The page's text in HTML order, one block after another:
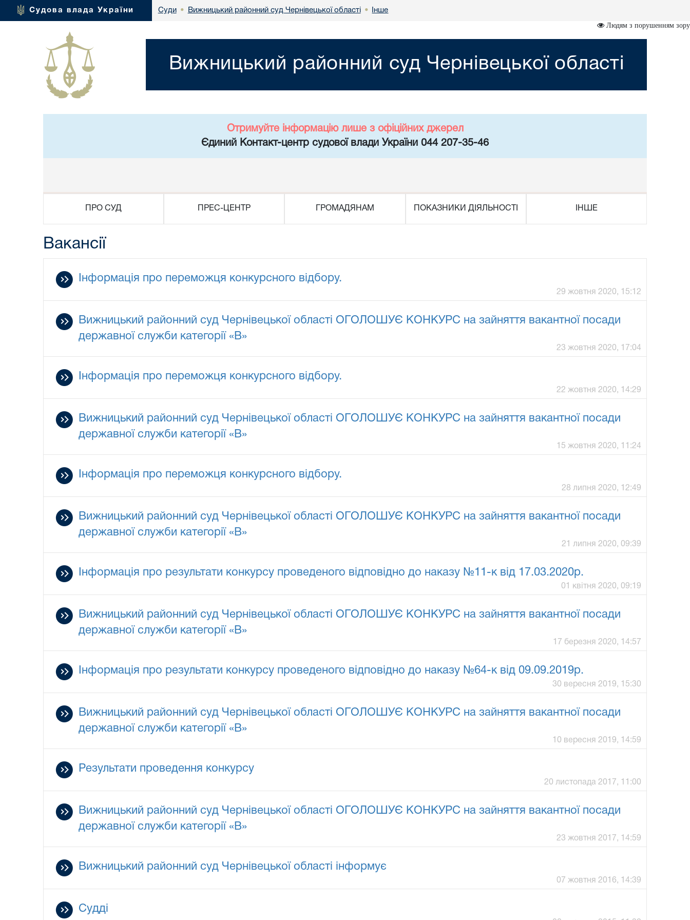
Судова влада України Суди • Вижницький районний суд Чернівецької області • Інше
Людям з порушенням зору
Вижницький районний суд Чернівецької області
Отримуйте інформацію лише з офіційних джерел
Єдиний Контакт-центр судової влади України 044 207-35-46
ПРО СУД ПРЕС-ЦЕНТР ГРОМАДЯНАМ ПОКАЗНИКИ ДІЯЛЬНОСТІ ІНШЕ
Вакансії
Інформація про переможця конкурсного відбору.
29 жовтня 2020, 15:12
Вижницький районний суд Чернівецької області ОГОЛОШУЄ КОНКУРС на зайняття вакантної посади
державної служби категорії «В»
23 жовтня 2020, 17:04
Інформація про переможця конкурсного відбору.
22 жовтня 2020, 14:29
Вижницький районний суд Чернівецької області ОГОЛОШУЄ КОНКУРС на зайняття вакантної посади
державної служби категорії «В»
15 жовтня 2020, 11:24
Інформація про переможця конкурсного відбору.
28 липня 2020, 12:49
Вижницький районний суд Чернівецької області ОГОЛОШУЄ КОНКУРС на зайняття вакантної посади
державної служби категорії «В»
21 липня 2020, 09:39
Інформація про результати конкурсу проведеного відповідно до наказу №11-к від 17.03.2020р.
01 квітня 2020, 09:19
Вижницький районний суд Чернівецької області ОГОЛОШУЄ КОНКУРС на зайняття вакантної посади
державної служби категорії «В»
17 березня 2020, 14:57
Інформація про результати конкурсу проведеного відповідно до наказу №64-к від 09.09.2019р.
30 вересня 2019, 15:30
Вижницький районний суд Чернівецької області ОГОЛОШУЄ КОНКУРС на зайняття вакантної посади
державної служби категорії «В»
10 вересня 2019, 14:59
Результати проведення конкурсу
20 листопада 2017, 11:00
Вижницький районний суд Чернівецької області ОГОЛОШУЄ КОНКУРС на зайняття вакантної посади
державної служби категорії «В»
23 жовтня 2017, 14:59
Вижницький районний суд Чернівецької області інформує
07 жовтня 2016, 14:39
Судді